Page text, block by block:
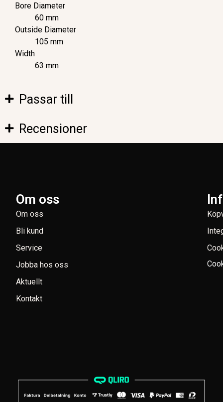
Bore Diameter
60 mm
Outside Diameter
105 mm
Width
63 mm
Passar till
Recensioner
Om oss
Om oss
Bli kund
Service
Jobba hos oss
Aktuellt
Kontakt